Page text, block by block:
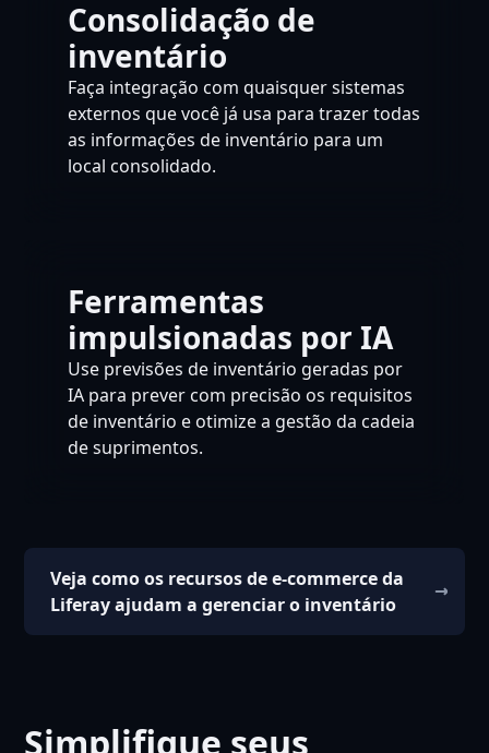
Consolidação de
inventário
Faça integração com quaisquer sistemas
externos que você já usa para trazer todas
as informações de inventário para um
local consolidado.
Ferramentas
impulsionadas por IA
Use previsões de inventário geradas por
IA para prever com precisão os requisitos
de inventário e otimize a gestão da cadeia
de suprimentos.
Veja como os recursos de e-commerce da
Liferay ajudam a gerenciar o inventário
Simplifique seus